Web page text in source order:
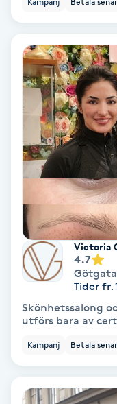
Babylights
Balayage
Bambumassage
Barnklippning
BIAB
Victoria
4.7
Tider fr.
Skönhetssalong
utförs bara av
Kampanj Betala